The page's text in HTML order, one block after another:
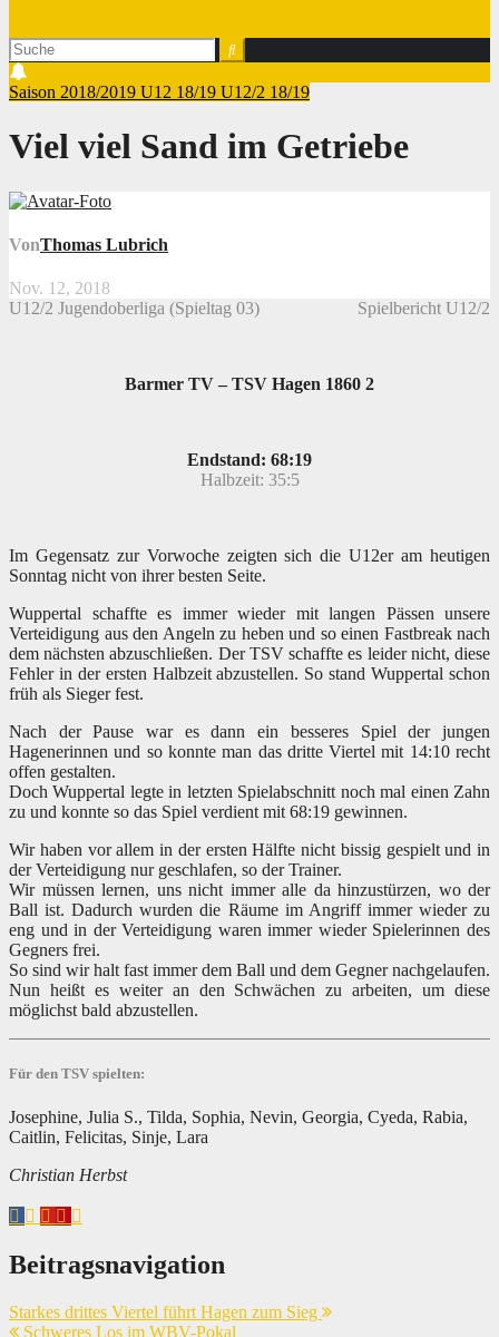
Saison 2018/2019 U12 18/19 U12/2 18/19
Viel viel Sand im Getriebe
VonThomas Lubrich
Nov. 12, 2018
U12/2 Jugendoberliga (Spieltag 03)
Spielbericht U12/2
Barmer TV – TSV Hagen 1860 2
Endstand: 68:19
Halbzeit: 35:5
Im Gegensatz zur Vorwoche zeigten sich die U12er am heutigen
Sonntag nicht von ihrer besten Seite.
Wuppertal schaffte es immer wieder mit langen Pässen unsere
Verteidigung aus den Angeln zu heben und so einen Fastbreak nach
dem nächsten abzuschließen. Der TSV schaffte es leider nicht, diese
Fehler in der ersten Halbzeit abzustellen. So stand Wuppertal schon
früh als Sieger fest.
Nach der Pause war es dann ein besseres Spiel der jungen
Hagenerinnen und so konnte man das dritte Viertel mit 14:10 recht
offen gestalten.
Doch Wuppertal legte in letzten Spielabschnitt noch mal einen Zahn
zu und konnte so das Spiel verdient mit 68:19 gewinnen.
Wir haben vor allem in der ersten Hälfte nicht bissig gespielt und in
der Verteidigung nur geschlafen, so der Trainer.
Wir müssen lernen, uns nicht immer alle da hinzustürzen, wo der
Ball ist. Dadurch wurden die Räume im Angriff immer wieder zu
eng und in der Verteidigung waren immer wieder Spielerinnen des
Gegners frei.
So sind wir halt fast immer dem Ball und dem Gegner nachgelaufen.
Nun heißt es weiter an den Schwächen zu arbeiten, um diese
möglichst bald abzustellen.
Für den TSV spielten:
Josephine, Julia S., Tilda, Sophia, Nevin, Georgia, Cyeda, Rabia,
Caitlin, Felicitas, Sinje, Lara
Christian Herbst
Beitragsnavigation
Starkes drittes Viertel führt Hagen zum Sieg
Schweres Los im WBV-Pokal